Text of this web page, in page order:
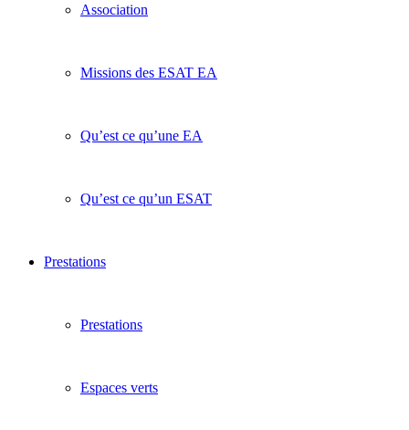
Association
Missions des ESAT EA
Qu’est ce qu’une EA
Qu’est ce qu’un ESAT
Prestations
Prestations
Espaces verts